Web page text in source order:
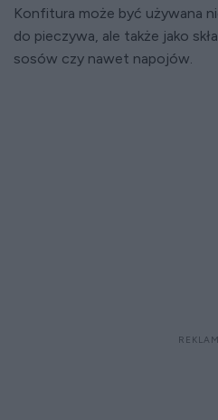
Konfitura może być używana
do pieczywa, ale także jako
sosów czy nawet napojów.